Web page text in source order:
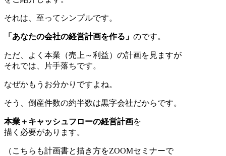
それは、至ってシンプルです。
「あなたの会社の経営計画を作る」 のです。
ただ、よく本業（売上～利益）の計画を見ますが
それでは、片手落ちです。
なぜかもうお分かりですよね。
そう、倒産件数の約半数は黒字会社だからです。
本業＋キャッシュフローの経営計画を
描く必要があります。
（こちらも計画書と描き方をZOOMセミナーで